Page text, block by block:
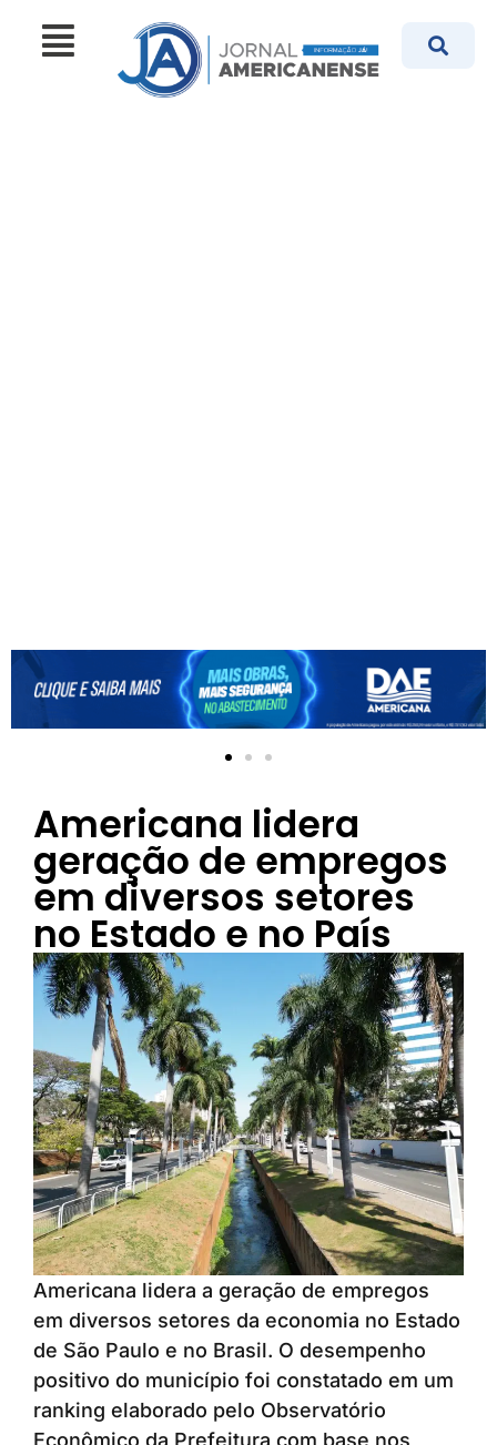
Americana lidera
geração de empregos
em diversos setores
no Estado e no País
Americana lidera a geração de empregos
em diversos setores da economia no Estado
de São Paulo e no Brasil. O desempenho
positivo do município foi constatado em um
ranking elaborado pelo Observatório
Econômico da Prefeitura com base nos